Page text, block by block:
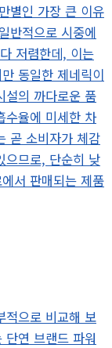
별인 가장 큰 이유
반적으로 시중에
저렴한데, 이는
동일한 제네릭이
설의 까다로운 품
수율에 미세한 차
곧 소비자가 체감
으므로, 단순히 낮
서 판매되는 제품
적으로 비교해 보
연 브랜드 파워